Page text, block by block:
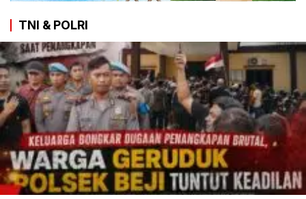
TNI & POLRI